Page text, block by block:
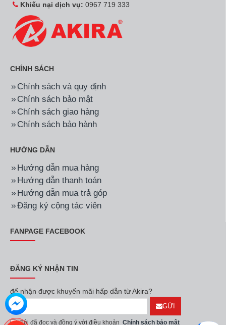
Khiếu nại dịch vụ: 0967 719 333
CHÍNH SÁCH
Chính sách và quy định
Chính sách bảo mật
Chính sách giao hàng
Chính sách bảo hành
HƯỚNG DẪN
Hướng dẫn mua hàng
Hướng dẫn thanh toán
Hướng dẫn mua trả góp
Đăng ký cộng tác viên
FANPAGE FACEBOOK
ĐĂNG KÝ NHẬN TIN
để nhận được khuyến mãi hấp dẫn từ Akira?
GỬI
Tôi đã đọc và đồng ý với điều khoản Chính sách bảo mật